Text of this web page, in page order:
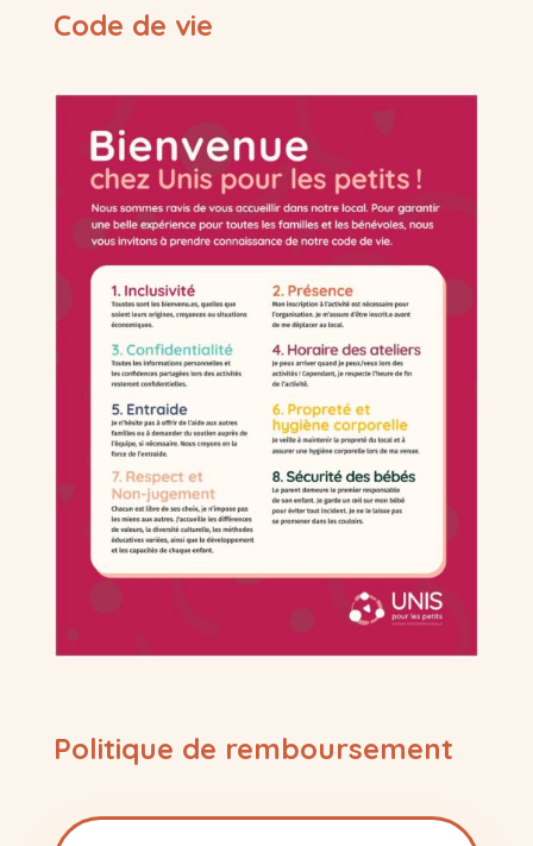
Code de vie
Politique de remboursement